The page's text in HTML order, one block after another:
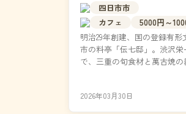
四日市市
カフェ
5000円～
明治29年創建、国の登録有
市の料亭「伝七邸」。渋沢
で、三重の旬食材と萬古焼
2026年03月30日